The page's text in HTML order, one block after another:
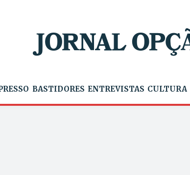
BASTIDORES ENTREVISTAS CULTURA